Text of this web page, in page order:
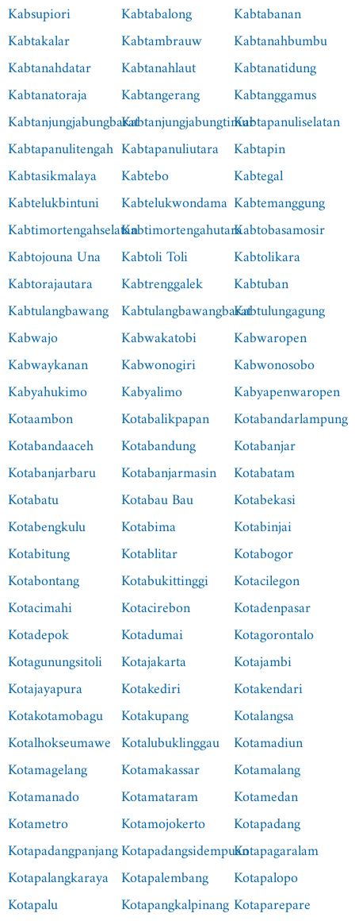
Kabsupiori
Kabtabalong
Kabtabanan
Kabtakalar
Kabtambrauw
Kabtanahbumbu
Kabtanahdatar
Kabtanahlaut
Kabtanatidung
Kabtanatoraja
Kabtangerang
Kabtanggamus
KabtanjungjabungbaratKabtanjungjabungtimurKabtapanuliselatan
Kabtapanulitengah Kabtapanuliutara Kabtapin
Kabtasikmalaya
Kabtebo
Kabtegal
Kabtelukbintuni
Kabtelukwondama Kabtemanggung
KabtimortengahselatanKabtimortengahutaraKabtobasamosir
Kabtojouna Una
Kabtoli Toli
Kabtolikara
Kabtorajautara
Kabtrenggalek
Kabtuban
Kabtulangbawang KabtulangbawangbaratKabtulungagung
Kabwajo
Kabwakatobi
Kabwaropen
Kabwaykanan
Kabwonogiri
Kabwonosobo
Kabyahukimo
Kabyalimo
Kabyapenwaropen
Kotaambon
Kotabalikpapan
Kotabandarlampung
Kotabandaaceh
Kotabandung
Kotabanjar
Kotabanjarbaru
Kotabanjarmasin
Kotabatam
Kotabatu
Kotabau Bau
Kotabekasi
Kotabengkulu
Kotabima
Kotabinjai
Kotabitung
Kotablitar
Kotabogor
Kotabontang
Kotabukittinggi
Kotacilegon
Kotacimahi
Kotacirebon
Kotadenpasar
Kotadepok
Kotadumai
Kotagorontalo
Kotagunungsitoli
Kotajakarta
Kotajambi
Kotajayapura
Kotakediri
Kotakendari
Kotakotamobagu
Kotakupang
Kotalangsa
Kotalhokseumawe Kotalubuklinggau Kotamadiun
Kotamagelang
Kotamakassar
Kotamalang
Kotamanado
Kotamataram
Kotamedan
Kotametro
Kotamojokerto
Kotapadang
KotapadangpanjangKotapadangsidempuanKotapagaralam
Kotapalangkaraya Kotapalembang
Kotapalopo
Kotapalu
KotapangkalpinangKotaparepare